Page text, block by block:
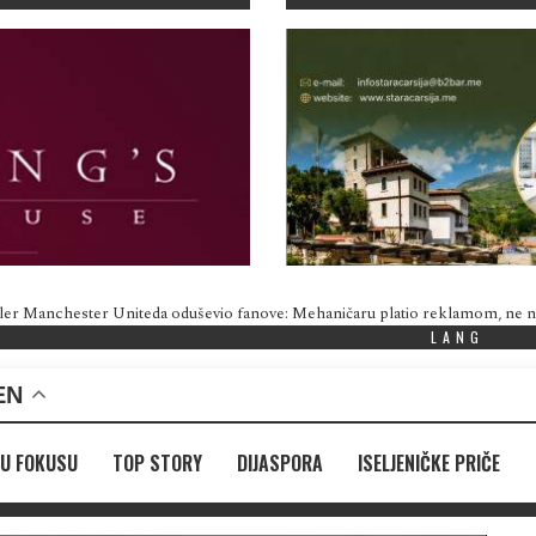
Manchester Uniteda oduševio fanove: Mehaničaru platio reklamom, ne
LANG
U FOKUSU TOP STORY DIJASPORA ISELJENIČKE PRIČE